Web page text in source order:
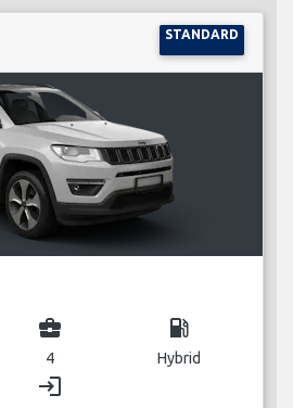
STANDARD
business_center
4
local_gas_station
Hybrid
login